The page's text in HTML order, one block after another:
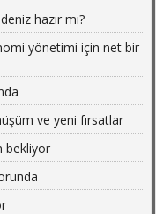
hazır mı?
yönetimi için net bir
ve yeni fırsatlar
bekliyor